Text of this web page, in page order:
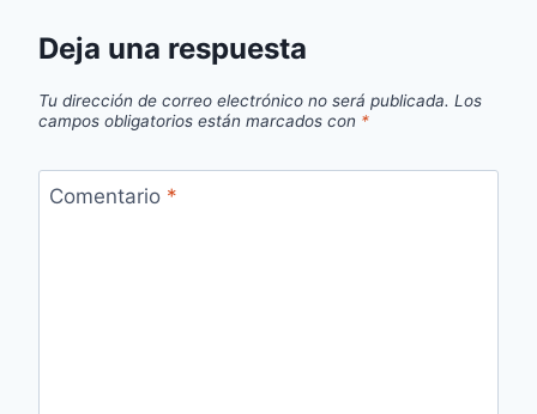
Deja una respuesta
Tu dirección de correo electrónico no será publicada. Los
campos obligatorios están marcados con *
Comentario *